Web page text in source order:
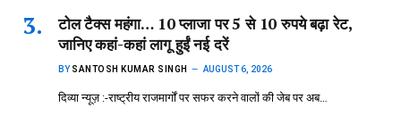
टोल टैक्स महंगा… 10 प्लाजा पर 5 से 10 रुपये बढ़ा रेट,
जानिए कहां-कहां लागू हुईं नई दरें
BY SANTOSH KUMAR SINGH AUGUST 6, 2026
दिव्या न्यूज़ :-राष्ट्रीय राजमार्गों पर सफर करने वालों की जेब पर अब…